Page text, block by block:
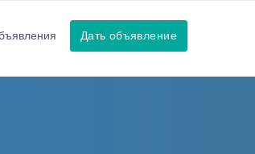
Дать объявление